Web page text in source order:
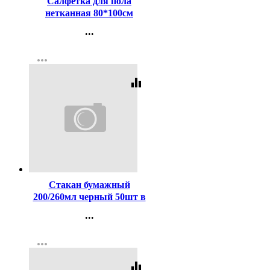
нетканная 80*100см
цена за 1шт
...
Регистрация
more_horiz
equalizer
Стакан бумажный
200/260мл черный 50шт в
...
Регистрация
more_horiz
equalizer